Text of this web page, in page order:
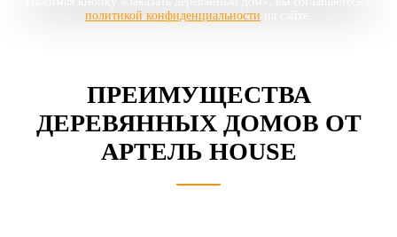
политикой конфиденциальности
ПРЕИМУЩЕСТВА
ДЕРЕВЯННЫХ ДОМОВ ОТ
АРТЕЛЬ HOUSE